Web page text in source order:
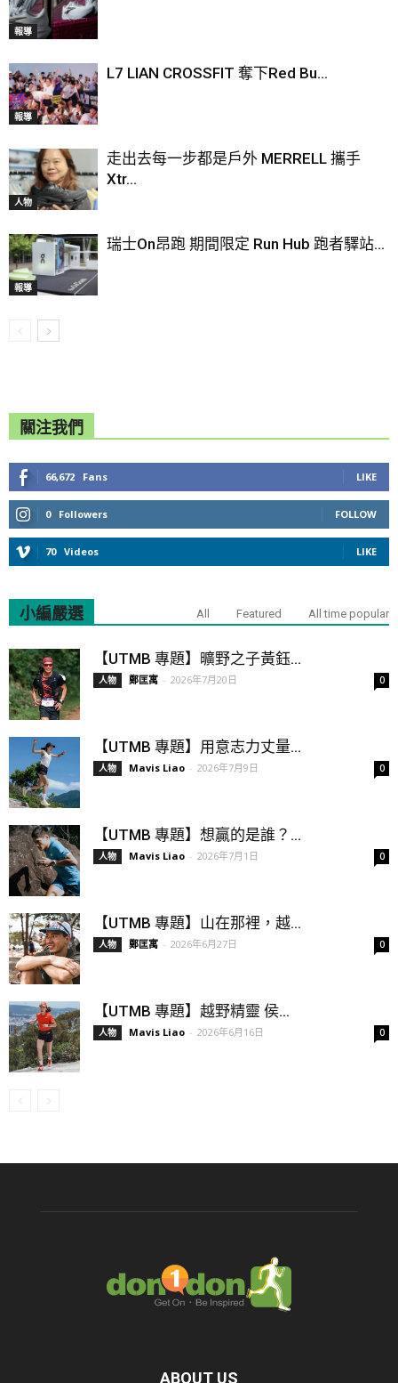
報導
報導
L7 LIAN CROSSFIT 奪下Red Bu...
人物
走出去每一步都是戶外 MERRELL 攜手
Xtr...
報導
瑞士On昂跑 期間限定 Run Hub 跑者驛站...
關注我們
66,672 Fans LIKE
0 Followers FOLLOW
70 Videos LIKE
小編嚴選 All Featured All time popular
【UTMB 專題】曠野之子黃鈺...
人物 鄭匡寓 - 2026年7月20日 0
【UTMB 專題】用意志力丈量...
人物 Mavis Liao - 2026年7月9日 0
【UTMB 專題】想贏的是誰？...
人物 Mavis Liao - 2026年7月1日 0
【UTMB 專題】山在那裡，越...
人物 鄭匡寓 - 2026年6月27日 0
【UTMB 專題】越野精靈 侯...
人物 Mavis Liao - 2026年6月16日 0
ABOUT US